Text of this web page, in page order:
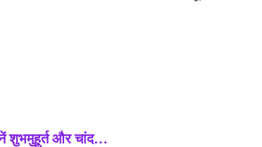
शुभमुहूर्त और चांद…